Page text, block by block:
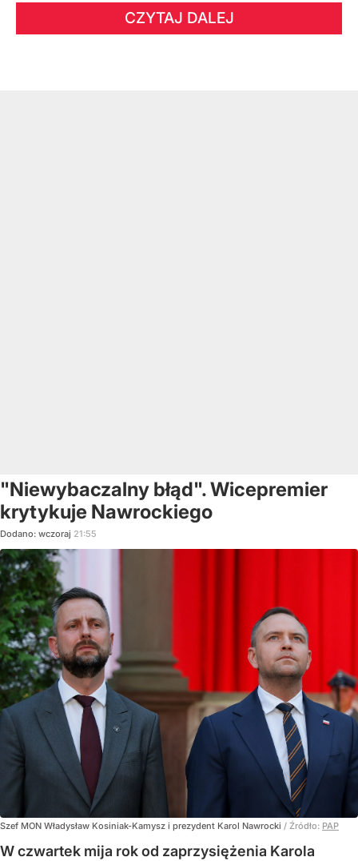
CZYTAJ DALEJ
"Niewybaczalny błąd". Wicepremier
krytykuje Nawrockiego
Dodano: wczoraj 21:55
Szef MON Władysław Kosiniak-Kamysz i prezydent Karol Nawrocki / Źródło: PAP
W czwartek mija rok od zaprzysiężenia Karola